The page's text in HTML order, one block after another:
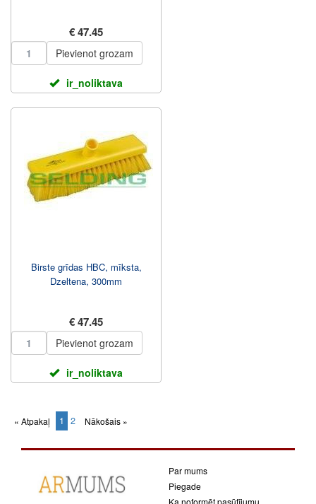
€ 47.45
Pievienot grozam
ir_noliktava
Birste grīdas HBC, mīksta,
Dzeltena, 300mm
€ 47.45
Pievienot grozam
ir_noliktava
« Atpakaļ 1 (current)
2 Nākošais »
Par mums
Piegade
Ka noformēt pasūtījumu